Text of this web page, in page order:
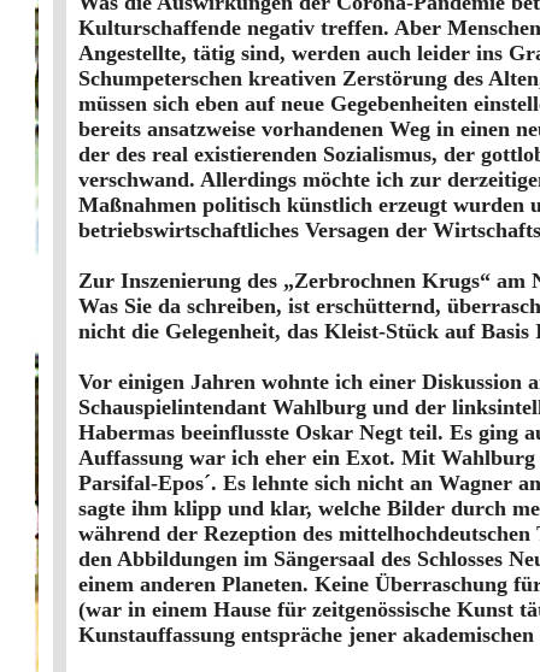
Kulturschaffende negativ treffen. Aber
Angestellte, tätig sind, werden auch leider ins
Schumpeterschen kreativen Zerstörung des
müssen sich eben auf neue Gegebenheiten
bereits ansatzweise vorhandenen Weg in einen
der des real existierenden Sozialismus, der
verschwand. Allerdings möchte ich zur
Maßnahmen politisch künstlich erzeugt wurden
betriebswirtschaftliches Versagen der
Zur Inszenierung des „Zerbrochnen Krugs“ am
Was Sie da schreiben, ist erschütternd,
nicht die Gelegenheit, das Kleist-Stück auf
Vor einigen Jahren wohnte ich einer Diskussion
Schauspielintendant Wahlburg und der
Habermas beeinflusste Oskar Negt teil. Es ging
Auffassung war ich eher ein Exot. Mit
Parsifal-Epos´. Es lehnte sich nicht an Wagner
sagte ihm klipp und klar, welche Bilder durch
während der Rezeption des
den Abbildungen im Sängersaal des Schlosses
einem anderen Planeten. Keine Überraschung
(war in einem Hause für zeitgenössische Kunst
Kunstauffassung entspräche jener